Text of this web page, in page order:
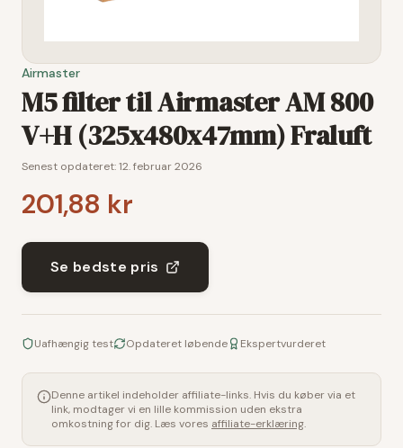
Airmaster
M5 filter til Airmaster AM 800
V+H (325x480x47mm) Fraluft
Senest opdateret:12. februar 2026
201,88 kr
Se bedste pris
Uafhængig test Opdateret løbende Ekspertvurderet
Denne artikel indeholder affiliate-links. Hvis du køber via et
link, modtager vi en lille kommission uden ekstra
omkostning for dig. Læs vores affiliate-erklæring.